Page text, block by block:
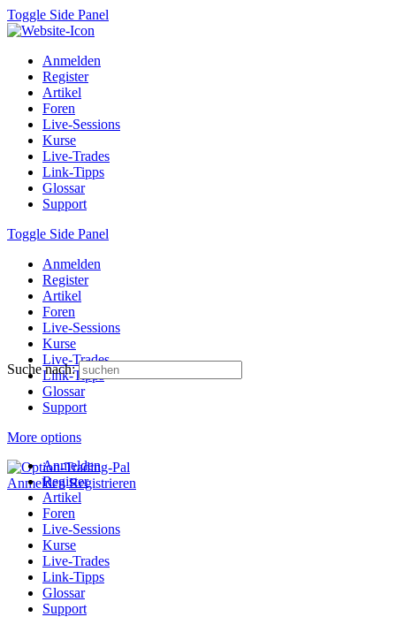
Toggle Side Panel
Anmelden
Register
Artikel
Foren
Live-Sessions
Kurse
Live-Trades
Link-Tipps
Glossar
Support
Toggle Side Panel
Anmelden
Register
Artikel
Foren
Live-Sessions
Kurse
Live-Trades
Link-Tipps
Glossar
Support
More options
Anmelden Registrieren
Suche nach:
Anmelden
Register
Artikel
Foren
Live-Sessions
Kurse
Live-Trades
Link-Tipps
Glossar
Support